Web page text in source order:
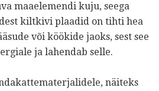
maaelemendi kuju, seega
kiltkivi plaadid on tihti hea
või köökide jaoks, sest see
ja lahendab selle.
näiteks